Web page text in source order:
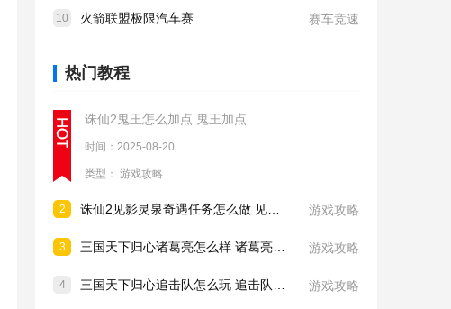
10 火箭联盟极限汽车赛 赛车竞速
热门教程
时间：2025-08-20
类型： 游戏攻略
2 游戏攻略
3 游戏攻略
4 游戏攻略